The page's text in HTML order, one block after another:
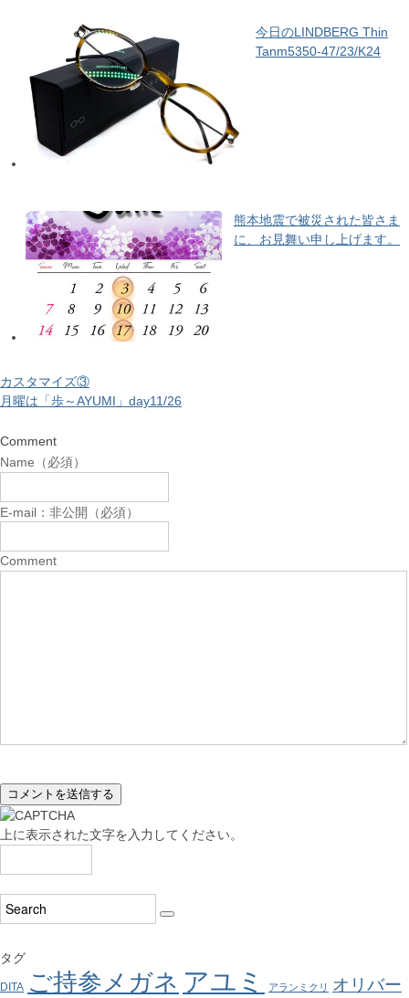
今日のLINDBERG Thin
Tanm5350-47/23/K24
熊本地震で被災された皆さま
に、お見舞い申し上げます。
カスタマイズ③
月曜は「歩～AYUMI」day11/26
Comment
Name（必須）
E-mail：非公開（必須）
Comment
上に表示された文字を入力してください。
タグ
DITA ご持参メガネ アユミ アランミクリ
オリバー